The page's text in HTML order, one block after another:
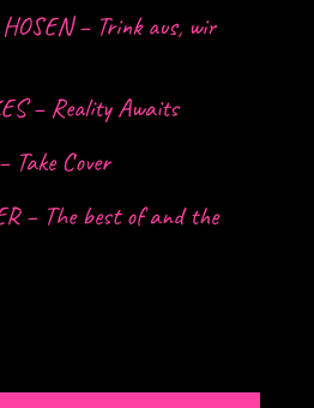
– Trink aus, wir
– Reality Awaits
Cover
– The best of and the